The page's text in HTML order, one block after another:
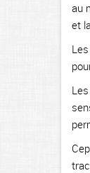
au
et